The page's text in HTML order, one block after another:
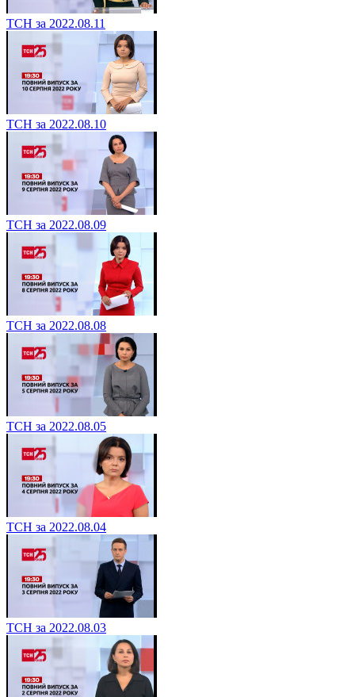
ТСН за 2022.08.11
ТСН за 2022.08.10
ТСН за 2022.08.09
ТСН за 2022.08.08
ТСН за 2022.08.05
ТСН за 2022.08.04
ТСН за 2022.08.03